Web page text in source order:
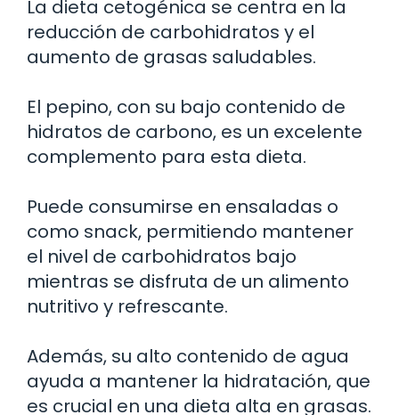
La dieta cetogénica se centra en la
reducción de carbohidratos y el
aumento de grasas saludables.
El pepino, con su bajo contenido de
hidratos de carbono, es un excelente
complemento para esta dieta.
Puede consumirse en ensaladas o
como snack, permitiendo mantener
el nivel de carbohidratos bajo
mientras se disfruta de un alimento
nutritivo y refrescante.
Además, su alto contenido de agua
ayuda a mantener la hidratación, que
es crucial en una dieta alta en grasas.